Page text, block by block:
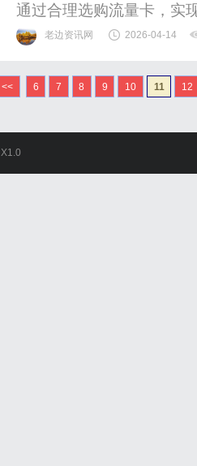
通过合理选购流量卡，实
老边资讯网 2026-04-14
<< 6 7 8 9 10 11 12
X1.0